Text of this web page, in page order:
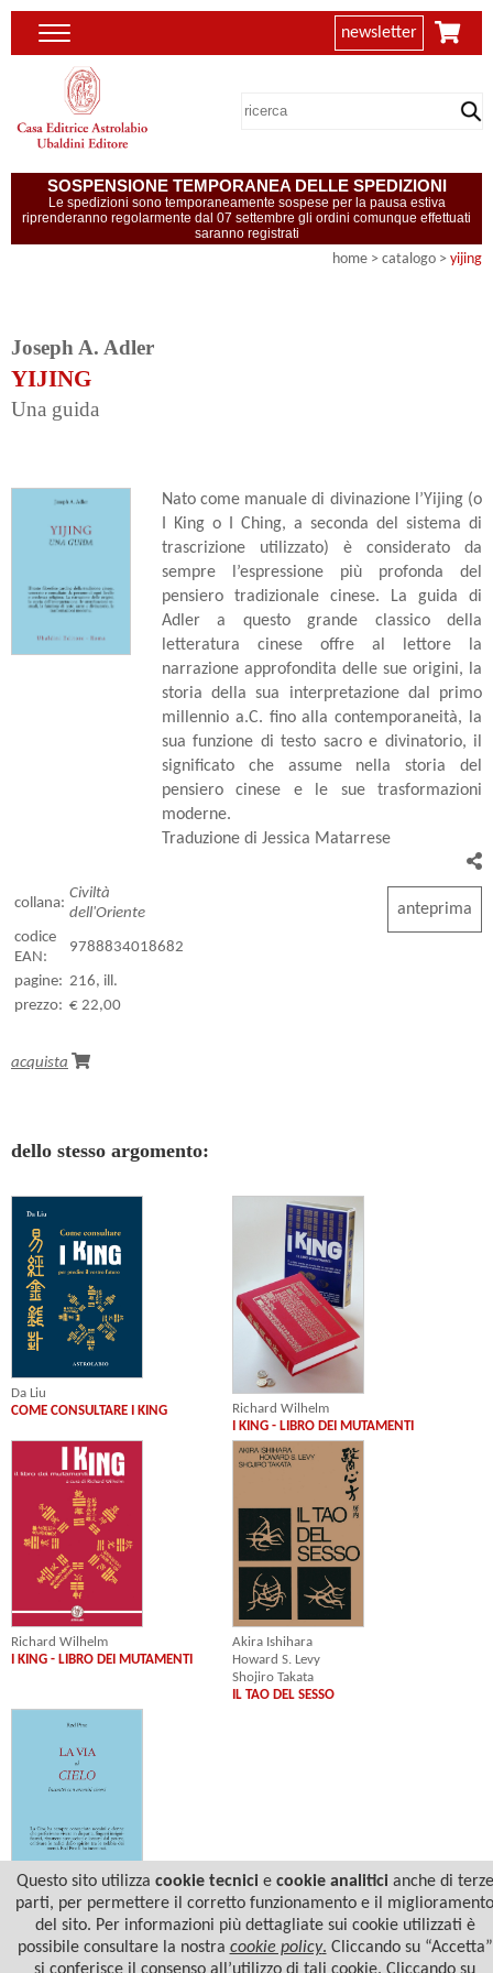
newsletter
SOSPENSIONE TEMPORANEA DELLE SPEDIZIONI
Le spedizioni sono temporaneamente sospese per la pausa estiva
riprenderanno regolarmente dal 07 settembre gli ordini comunque effettuati
saranno registrati
home > catalogo > yijing
Joseph A. Adler
YIJING
Una guida
Nato come manuale di divinazione l’Yijing (o
I King o I Ching, a seconda del sistema di
trascrizione utilizzato) è considerato da
sempre l’espressione più profonda del
pensiero tradizionale cinese. La guida di
Adler a questo grande classico della
letteratura cinese offre al lettore la
narrazione approfondita delle sue origini, la
storia della sua interpretazione dal primo
millennio a.C. fino alla contemporaneità, la
sua funzione di testo sacro e divinatorio, il
significato che assume nella storia del
pensiero cinese e le sue trasformazioni
moderne.
Traduzione di Jessica Matarrese
collana:
Civiltà
dell'Oriente
codice
EAN:
9788834018682
pagine: 216, ill.
prezzo: € 22,00
acquista
anteprima
dello stesso argomento:
Da Liu
COME CONSULTARE I KING
Richard Wilhelm
I KING - LIBRO DEI MUTAMENTI
Richard Wilhelm
I KING - LIBRO DEI MUTAMENTI
Akira Ishihara
Howard S. Levy
Shojiro Takata
IL TAO DEL SESSO
Red Pine
LA VIA AL CIELO
Questo sito utilizza cookie tecnicie cookie analiticianche di terze
parti, per permettere il corretto funzionamento e il miglioramento
del sito. Per informazioni più dettagliate sui cookie utilizzati è
possibile consultare la nostra cookie policy. Cliccando su “Accetta”